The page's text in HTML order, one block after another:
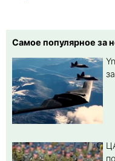
Самое популярное за